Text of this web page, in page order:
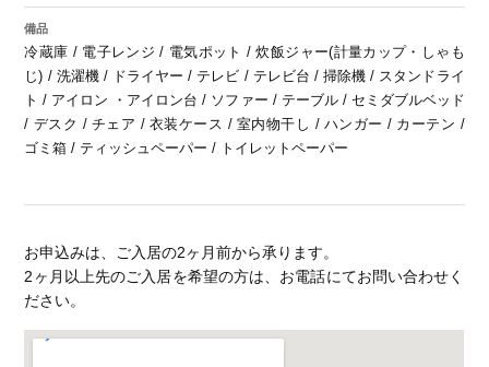
備品
冷蔵庫 / 電子レンジ / 電気ポット / 炊飯ジャー(計量カップ・しゃも
じ) / 洗濯機 / ドライヤー / テレビ / テレビ台 / 掃除機 / スタンドライ
ト / アイロン ・アイロン台 / ソファー / テーブル / セミダブルベッド
/ デスク / チェア / 衣装ケース / 室内物干し / ハンガー / カーテン /
ゴミ箱 / ティッシュペーパー / トイレットペーパー
お申込みは、ご入居の2ヶ月前から承ります。
2ヶ月以上先のご入居を希望の方は、お電話にてお問い合わせく
ださい。